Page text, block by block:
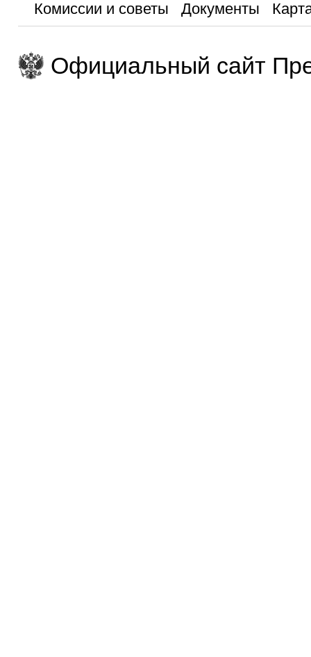
Комиссии и советы Документы
Официальный сайт